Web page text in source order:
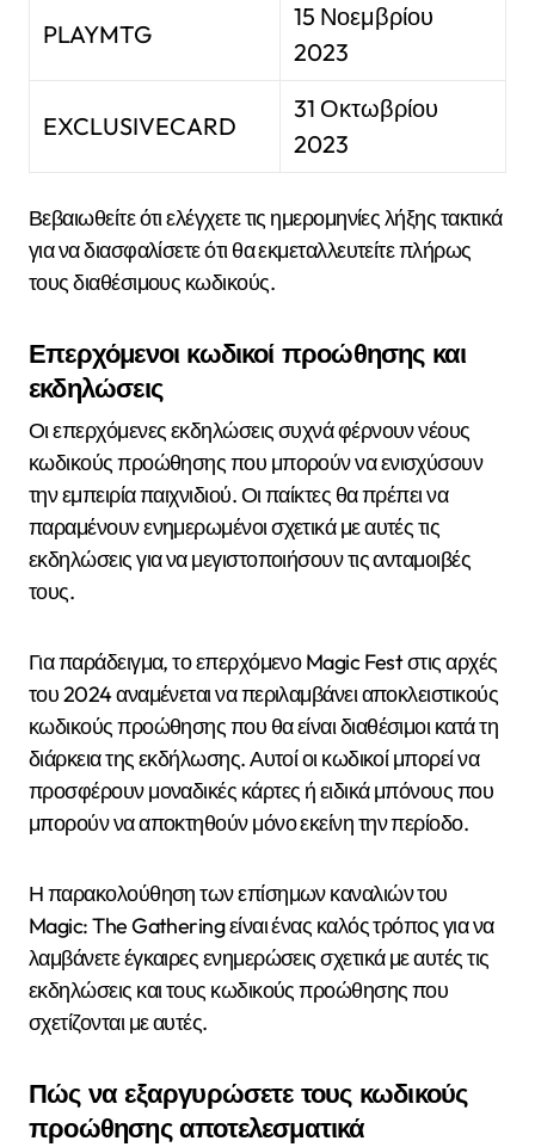
PLAYMTG
15 Νοεμβρίου
2023
EXCLUSIVECARD
31 Οκτωβρίου
2023
Βεβαιωθείτε ότι ελέγχετε τις ημερομηνίες λήξης τακτικά
για να διασφαλίσετε ότι θα εκμεταλλευτείτε πλήρως
τους διαθέσιμους κωδικούς.
Επερχόμενοι κωδικοί προώθησης και
εκδηλώσεις
Οι επερχόμενες εκδηλώσεις συχνά φέρνουν νέους
κωδικούς προώθησης που μπορούν να ενισχύσουν
την εμπειρία παιχνιδιού. Οι παίκτες θα πρέπει να
παραμένουν ενημερωμένοι σχετικά με αυτές τις
εκδηλώσεις για να μεγιστοποιήσουν τις ανταμοιβές
τους.
Για παράδειγμα, το επερχόμενο Magic Fest στις αρχές
του 2024 αναμένεται να περιλαμβάνει αποκλειστικούς
κωδικούς προώθησης που θα είναι διαθέσιμοι κατά τη
διάρκεια της εκδήλωσης. Αυτοί οι κωδικοί μπορεί να
προσφέρουν μοναδικές κάρτες ή ειδικά μπόνους που
μπορούν να αποκτηθούν μόνο εκείνη την περίοδο.
Η παρακολούθηση των επίσημων καναλιών του
Magic: The Gathering είναι ένας καλός τρόπος για να
λαμβάνετε έγκαιρες ενημερώσεις σχετικά με αυτές τις
εκδηλώσεις και τους κωδικούς προώθησης που
σχετίζονται με αυτές.
Πώς να εξαργυρώσετε τους κωδικούς
προώθησης αποτελεσματικά